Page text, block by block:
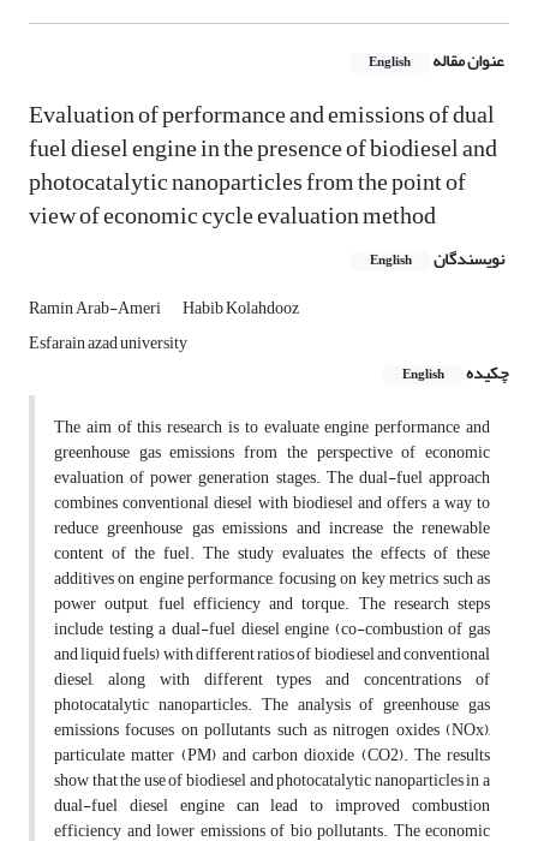
عنوان مقاله English
Evaluation of performance and emissions of dual
fuel diesel engine in the presence of biodiesel and
photocatalytic nanoparticles from the point of
view of economic cycle evaluation method
نویسندگان English
Ramin Arab-Ameri
Habib Kolahdooz
Esfarain azad university
چکیده
English
The aim of this research is to evaluate engine performance and
greenhouse gas emissions from the perspective of economic
evaluation of power generation stages. The dual-fuel approach
combines conventional diesel with biodiesel and offers a way to
reduce greenhouse gas emissions and increase the renewable
content of the fuel. The study evaluates the effects of these
additives on engine performance, focusing on key metrics such as
power output, fuel efficiency and torque. The research steps
include testing a dual-fuel diesel engine (co-combustion of gas
and liquid fuels) with different ratios of biodiesel and conventional
diesel, along with different types and concentrations of
photocatalytic nanoparticles. The analysis of greenhouse gas
emissions focuses on pollutants such as nitrogen oxides (NOx),
particulate matter (PM) and carbon dioxide (CO2). The results
show that the use of biodiesel and photocatalytic nanoparticles in a
dual-fuel diesel engine can lead to improved combustion
efficiency and lower emissions of bio pollutants. The economic